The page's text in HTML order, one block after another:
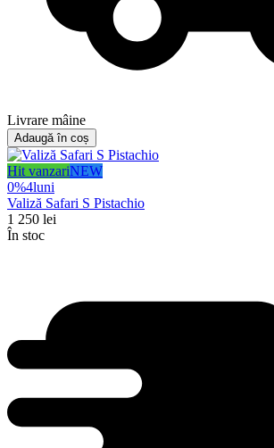
Livrare mâine
Adaugă în coș
Hit vanzariNEW
0%4luni
Valiză Safari S Pistachio
1 250 lei
În stoc